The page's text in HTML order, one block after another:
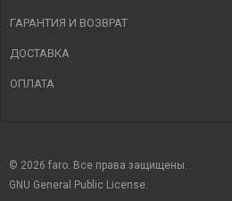
ГАРАНТИЯ И ВОЗВРАТ
ДОСТАВКА
ОПЛАТА
© 2026 faro. Все права защищены.
GNU General Public License.